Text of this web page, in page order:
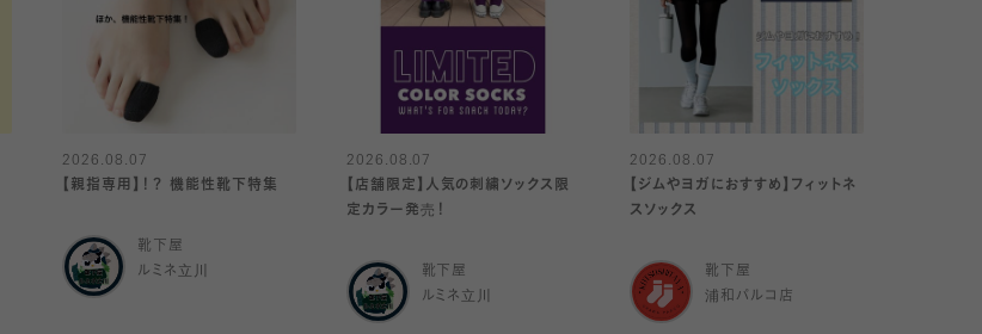
2026.08.07
【親指専用】！？ 機能性靴下特集
靴下屋
ルミネ立川
2026.08.07
【店舗限定】人気の刺繍ソックス限
定カラー発売！
靴下屋
ルミネ立川
2026.08.07
【ジムやヨガにおすすめ】フィットネ
スソックス
靴下屋
浦和パルコ店